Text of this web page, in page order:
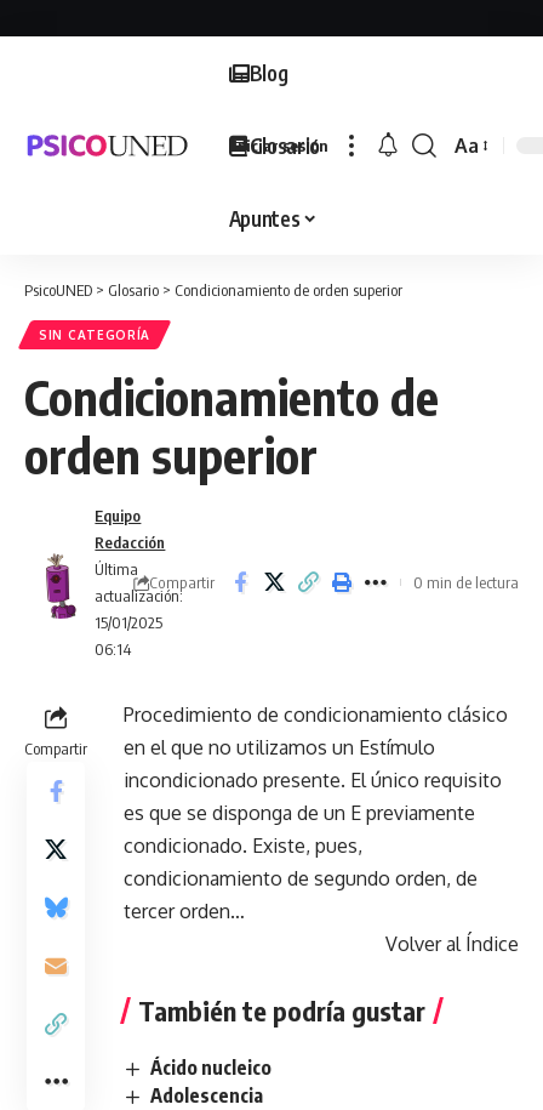
Blog
Glosario
Apuntes
Iniciar sesión
Font
Aa
PsicoUNED > Glosario > Condicionamiento de orden superior
SIN CATEGORÍA
Condicionamiento de
orden superior
Última
actualización:
15/01/2025
06:14
Equipo
Redacción
Compartir 0 min de lectura
Compartir
Procedimiento de condicionamiento clásico
en el que no utilizamos un Estímulo
incondicionado presente. El único requisito
es que se disponga de un E previamente
condicionado. Existe, pues,
condicionamiento de segundo orden, de
tercer orden…
Volver al Índice
También te podría gustar
Ácido nucleico
Adolescencia